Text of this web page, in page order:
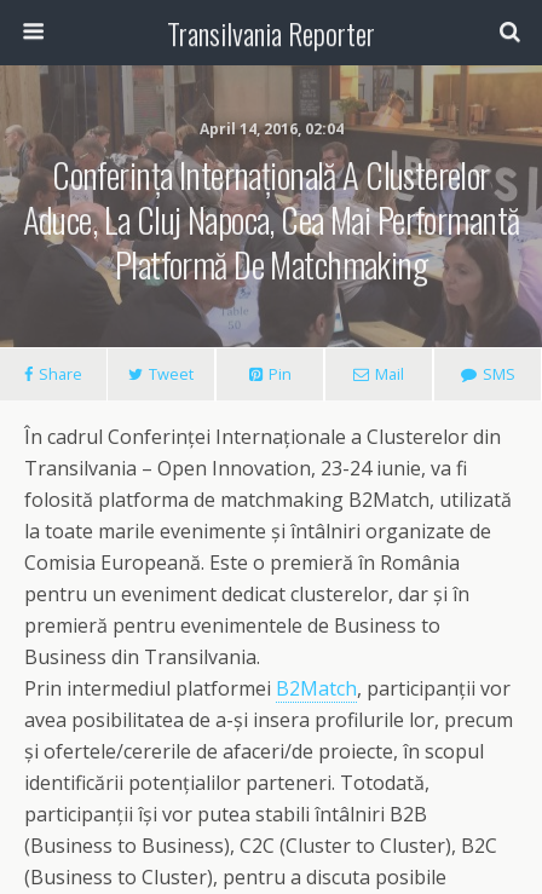
Transilvania Reporter
April 14, 2016, 02:04
Conferința Internațională A Clusterelor
Aduce, La Cluj Napoca, Cea Mai Performantă
Platformă De Matchmaking
Share Tweet Pin Mail SMS
În cadrul Conferinței Internaționale a Clusterelor din
Transilvania – Open Innovation, 23-24 iunie, va fi
folosită platforma de matchmaking B2Match, utilizată
la toate marile evenimente și întâlniri organizate de
Comisia Europeană. Este o premieră în România
pentru un eveniment dedicat clusterelor, dar și în
premieră pentru evenimentele de Business to
Business din Transilvania.
Prin intermediul platformei B2Match, participanții vor
avea posibilitatea de a-și insera profilurile lor, precum
și ofertele/cererile de afaceri/de proiecte, în scopul
identificării potențialilor parteneri. Totodată,
participanții își vor putea stabili întâlniri B2B
(Business to Business), C2C (Cluster to Cluster), B2C
(Business to Cluster), pentru a discuta posibile